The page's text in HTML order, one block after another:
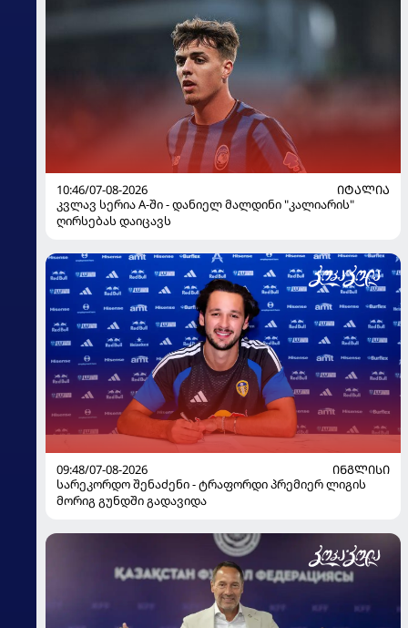
10:46/07-08-2026
ᲘᲢᲐᲚᲘᲐ
კვლავ სერია A-ში - დანიელ მალდინი "კალიარის"
ღირსებას დაიცავს
09:48/07-08-2026
ᲘᲜᲒᲚᲘᲡᲘ
სარეკორდო შენაძენი - ტრაფორდი პრემიერ ლიგის
მორიგ გუნდში გადავიდა